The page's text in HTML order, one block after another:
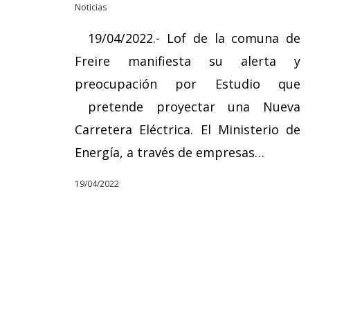
Noticias
19/04/2022.- Lof de la comuna de
Freire manifiesta su alerta y
preocupación por Estudio que
pretende proyectar una Nueva
Carretera Eléctrica. El Ministerio de
Energía, a través de empresas…
19/04/2022